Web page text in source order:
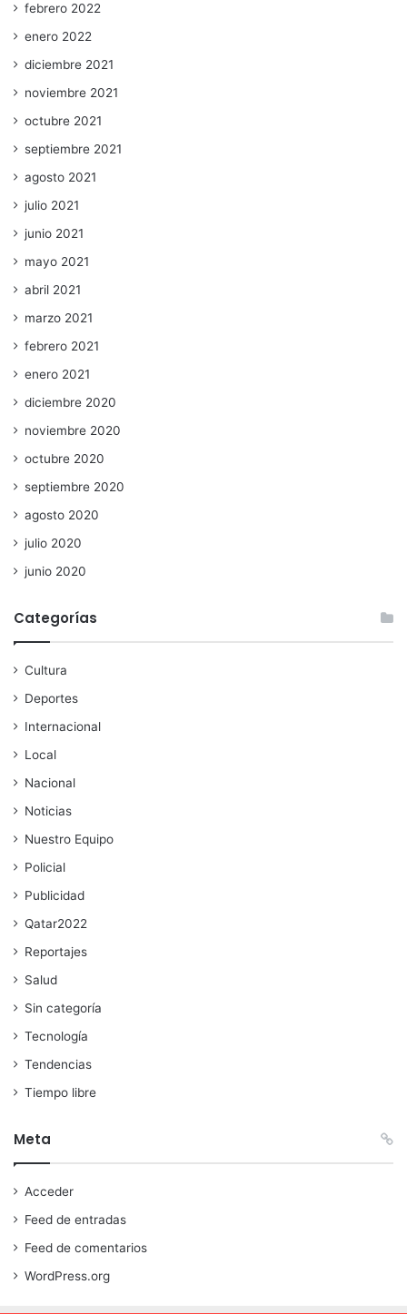
febrero 2022
enero 2022
diciembre 2021
noviembre 2021
octubre 2021
septiembre 2021
agosto 2021
julio 2021
junio 2021
mayo 2021
abril 2021
marzo 2021
febrero 2021
enero 2021
diciembre 2020
noviembre 2020
octubre 2020
septiembre 2020
agosto 2020
julio 2020
junio 2020
Categorías
Cultura
Deportes
Internacional
Local
Nacional
Noticias
Nuestro Equipo
Policial
Publicidad
Qatar2022
Reportajes
Salud
Sin categoría
Tecnología
Tendencias
Tiempo libre
Meta
Acceder
Feed de entradas
Feed de comentarios
WordPress.org